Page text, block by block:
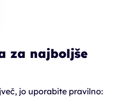
za najboljše
jo uporabite pravilno: